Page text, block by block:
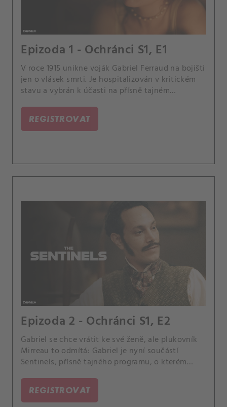
Epizoda 1 - Ochránci S1, E1
V roce 1915 unikne voják Gabriel Ferraud na bojišti
jen o vlásek smrti. Je hospitalizován v kritickém
stavu a vybrán k účasti na přísně tajném
Mirreaua.
REGISTROVAT
Epizoda 2 - Ochránci S1, E2
Gabriel se chce vrátit ke své ženě, ale plukovník
Mirreau to odmítá: Gabriel je nyní součástí
Sentinels, přísně tajného programu, o kterém
bude moci setkat až po vítězství ve válce.
REGISTROVAT